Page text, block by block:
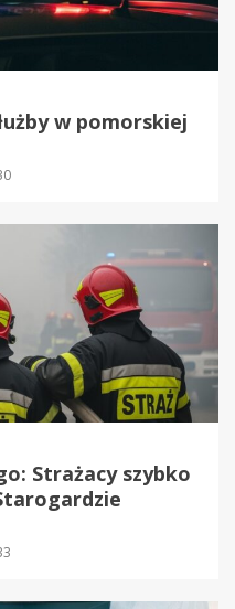
w pomorskiej
Strażacy szybko